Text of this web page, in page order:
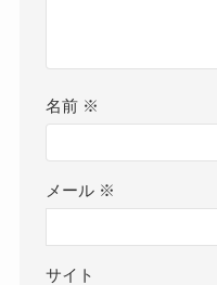
名前 ※
メール ※
サイト